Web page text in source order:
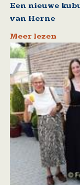
Een nieuwe
van Herne
Meer lezen